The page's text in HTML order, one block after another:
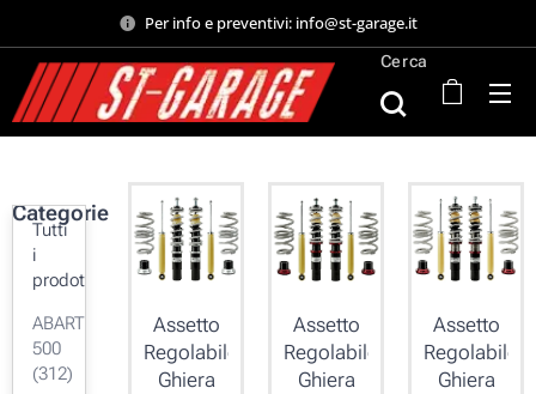
Per info e preventivi: info@st-garage.it
Cerca
Categorie
Tutti
i
prodotti
ABARTH
500
(312)
Assetto
Regolabile
Ghiera
Assetto
Regolabile
Ghiera
Assetto
Regolabile
Ghiera